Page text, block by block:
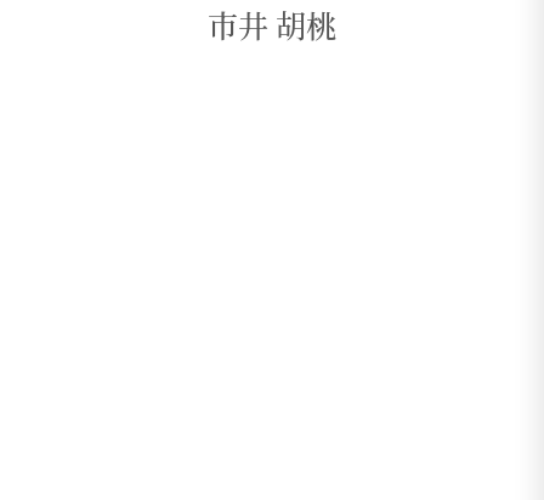
市井 胡桃